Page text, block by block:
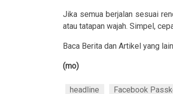
Jika semua berjalan sesuai
atau tatapan wajah. Simpel,
Baca Berita dan Artikel yang
(mo)
headline Facebook